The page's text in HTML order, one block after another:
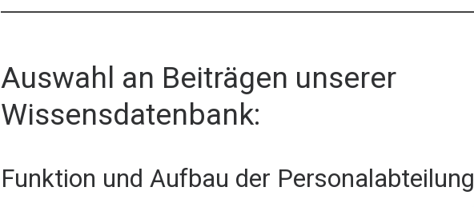
Auswahl an Beiträgen unserer
Wissensdatenbank:
Funktion und Aufbau der Personalabteilung